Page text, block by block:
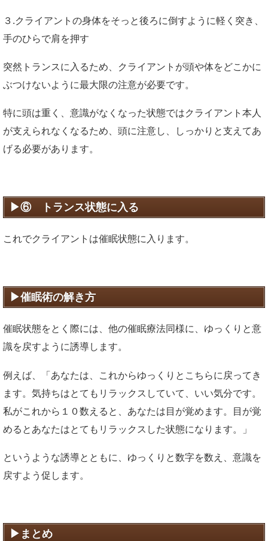
３.クライアントの身体をそっと後ろに倒すように軽く突き、
手のひらで肩を押す
突然トランスに入るため、クライアントが頭や体をどこかに
ぶつけないように最大限の注意が必要です。
特に頭は重く、意識がなくなった状態ではクライアント本人
が支えられなくなるため、頭に注意し、しっかりと支えてあ
げる必要があります。
⑥ トランス状態に入る
これでクライアントは催眠状態に入ります。
催眠術の解き方
催眠状態をとく際には、他の催眠療法同様に、ゆっくりと意
識を戻すように誘導します。
例えば、「あなたは、これからゆっくりとこちらに戻ってき
ます。気持ちはとてもリラックスしていて、いい気分です。
私がこれから１０数えると、あなたは目が覚めます。目が覚
めるとあなたはとてもリラックスした状態になります。」
というような誘導とともに、ゆっくりと数字を数え、意識を
戻すよう促します。
まとめ